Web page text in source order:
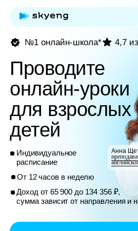
Индивидуальное
расписание
От 12 часов в неделю
Доход от 65 900 до 134 356 ₽,
сумма зависит от направления и нагрузки
4,7 из 5
Проводите
онлайн-уроки
для взрослых и
детей
Анна Щетинина,
преподаватель